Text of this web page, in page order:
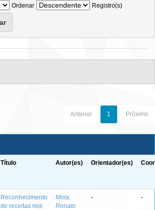
Ordenar
Registro(s)
Anterior 1 Próximo
Título Autor(es) Orientador(es)
Reconhecimento
de receitas nos
Mota,
Renato
- -